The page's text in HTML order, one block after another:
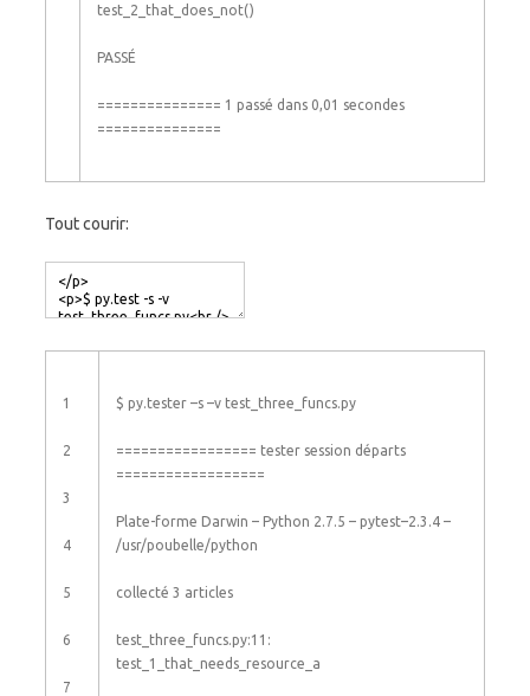
test_2_that_does_not()
PASSÉ
=============== 1 passé dans 0,01 secondes
===============
Tout courir:
1
2
3
4
5
6
7
$ py.tester –s –v test_three_funcs.py
================= tester session départs
==================
Plate-forme Darwin – Python 2.7.5 – pytest–2.3.4 –
/usr/poubelle/python
collecté 3 articles
test_three_funcs.py:11 :
test_1_that_needs_resource_a